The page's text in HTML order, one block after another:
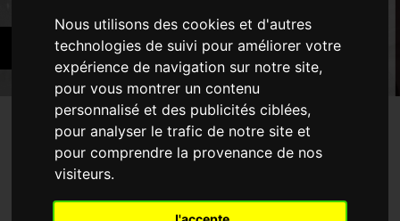
Nous utilisons des cookies et d'autres
technologies de suivi pour améliorer votre
expérience de navigation sur notre site,
pour vous montrer un contenu
personnalisé et des publicités ciblées,
pour analyser le trafic de notre site et
pour comprendre la provenance de nos
visiteurs.
Audio &
Lighting
Guitares et basses
Produits
Guitares électriques
Aucune produit ne correspond à votre recherche